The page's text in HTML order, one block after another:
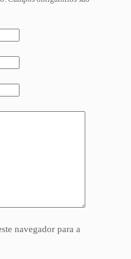
navegador para a